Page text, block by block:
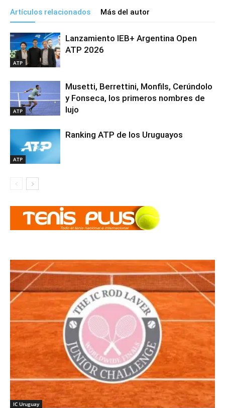
Artículos relacionados Más del autor
ATP
Lanzamiento IEB+ Argentina Open
ATP 2026
ATP
Musetti, Berrettini, Monfils, Cerúndolo
y Fonseca, los primeros nombres de
lujo
ATP
Ranking ATP de los Uruguayos
IC Uruguay